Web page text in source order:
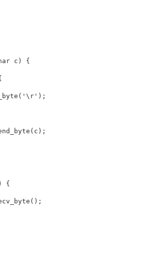
c ) {
( '\r' );
( c );
{
();